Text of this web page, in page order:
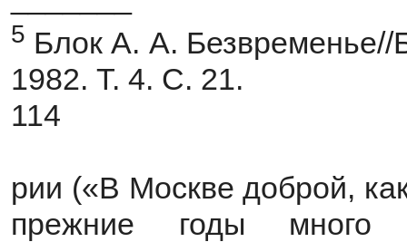
5 Блок А. А.
1982. Т. 4. С. 21.
114
рии («В Москве доброй,
прежние годы много